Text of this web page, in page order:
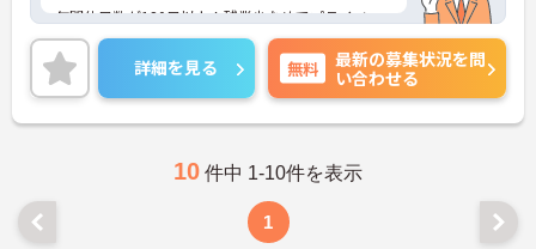
年間休日数が120日以上！残業少なめでプライベー
トとの両立ができる求人です！
ご興味ある方には、面接のポイントなど、さらに詳
細をお話致しますのでお気軽にご相談ください。
詳細を見る 無料
最新の募集状況を問
い合わせる
10 件中 1-10件を表示
1